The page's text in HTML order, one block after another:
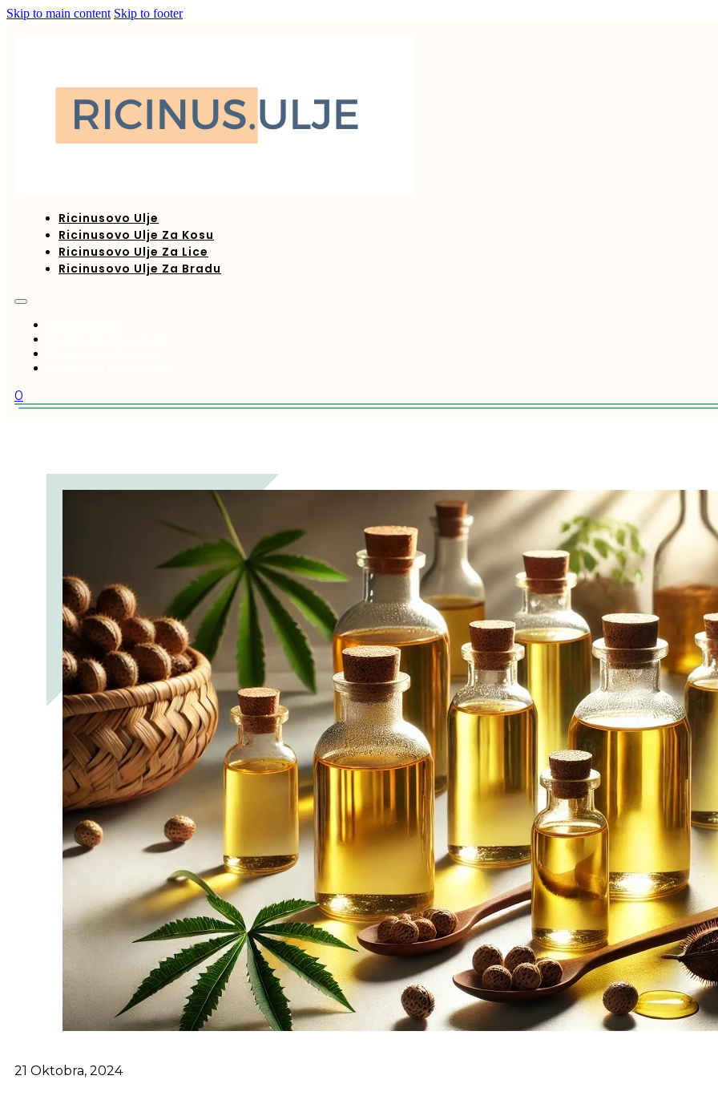
Skip to main content Skip to footer
Ricinusovo Ulje
Ricinusovo Ulje Za Kosu
Ricinusovo Ulje Za Lice
Ricinusovo Ulje Za Bradu
0
21 Oktobra, 2024